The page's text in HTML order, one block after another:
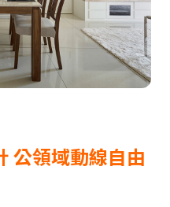
公領域動線自由